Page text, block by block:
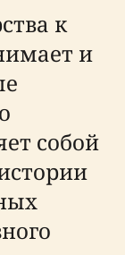
к
и
собой